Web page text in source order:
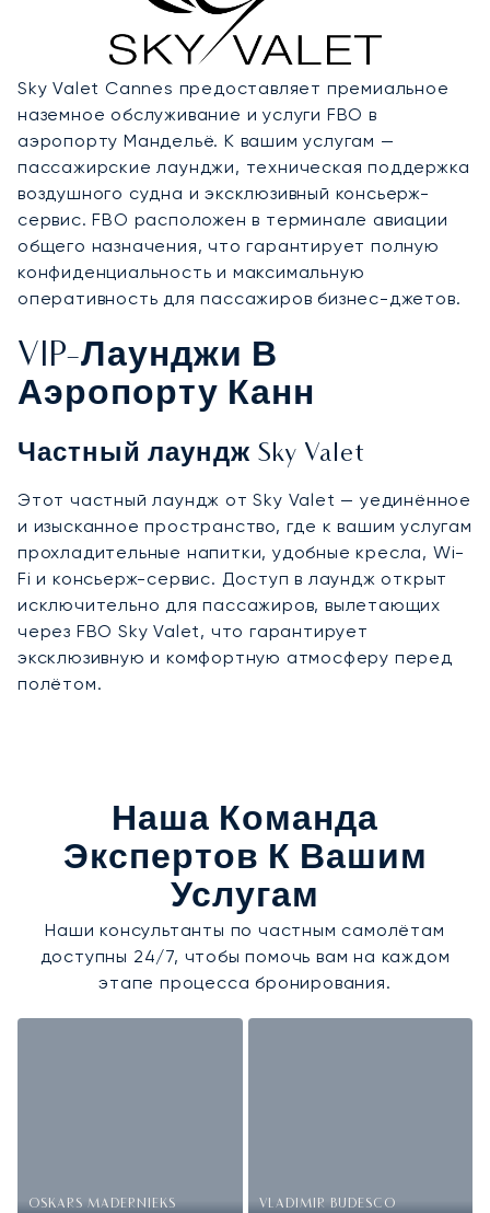
Sky Valet Cannes предоставляет премиальное
наземное обслуживание и услуги FBO в
аэропорту Мандельё. К вашим услугам —
пассажирские лаунджи, техническая поддержка
воздушного судна и эксклюзивный консьерж-
сервис. FBO расположен в терминале авиации
общего назначения, что гарантирует полную
конфиденциальность и максимальную
оперативность для пассажиров бизнес-джетов.
VIP-Лаунджи В
Аэропорту Канн
Частный лаундж Sky Valet
Этот частный лаундж от Sky Valet — уединённое
и изысканное пространство, где к вашим услугам
прохладительные напитки, удобные кресла, Wi-
Fi и консьерж-сервис. Доступ в лаундж открыт
исключительно для пассажиров, вылетающих
через FBO Sky Valet, что гарантирует
эксклюзивную и комфортную атмосферу перед
полётом.
Наша Команда
Экспертов К Вашим
Услугам
Наши консультанты по частным самолётам
доступны 24/7, чтобы помочь вам на каждом
этапе процесса бронирования.
OSKARS MADERNIEKS VLADIMIR BUDESCO